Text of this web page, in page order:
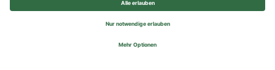
© 2026 REWE Group - All rights reserved